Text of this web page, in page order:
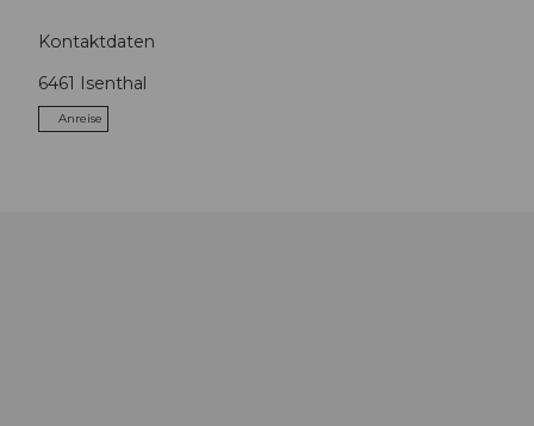
Kontaktdaten
6461 Isenthal
Anreise